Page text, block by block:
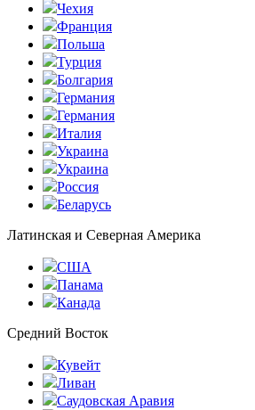
Чехия
Франция
Польша
Турция
Болгария
Германия
Германия
Италия
Украина
Украина
Россия
Беларусь
Латинская и Северная Америка
США
Панама
Канада
Средний Восток
Кувейт
Ливан
Саудовская Аравия